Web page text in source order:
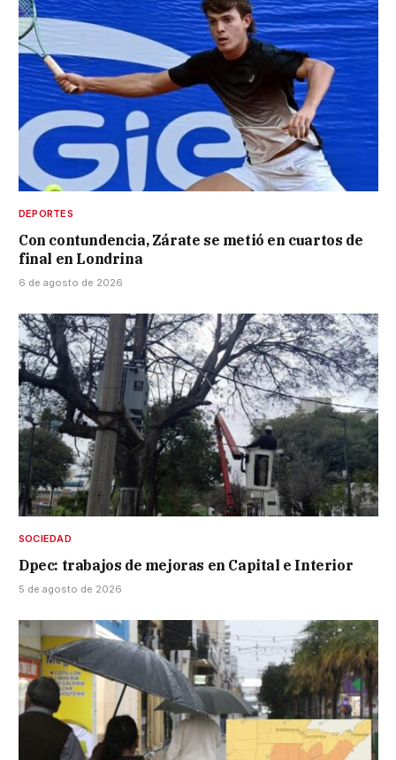
DEPORTES
Con contundencia, Zárate se metió en cuartos de
final en Londrina
6 de agosto de 2026
SOCIEDAD
Dpec: trabajos de mejoras en Capital e Interior
5 de agosto de 2026